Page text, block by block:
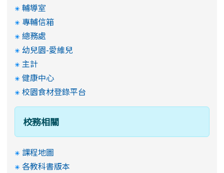
輔導室
專輔信箱
總務處
幼兒園-愛維兒
主計
健康中心
校園食材登錄平台
校務相關
課程地圖
各教科書版本